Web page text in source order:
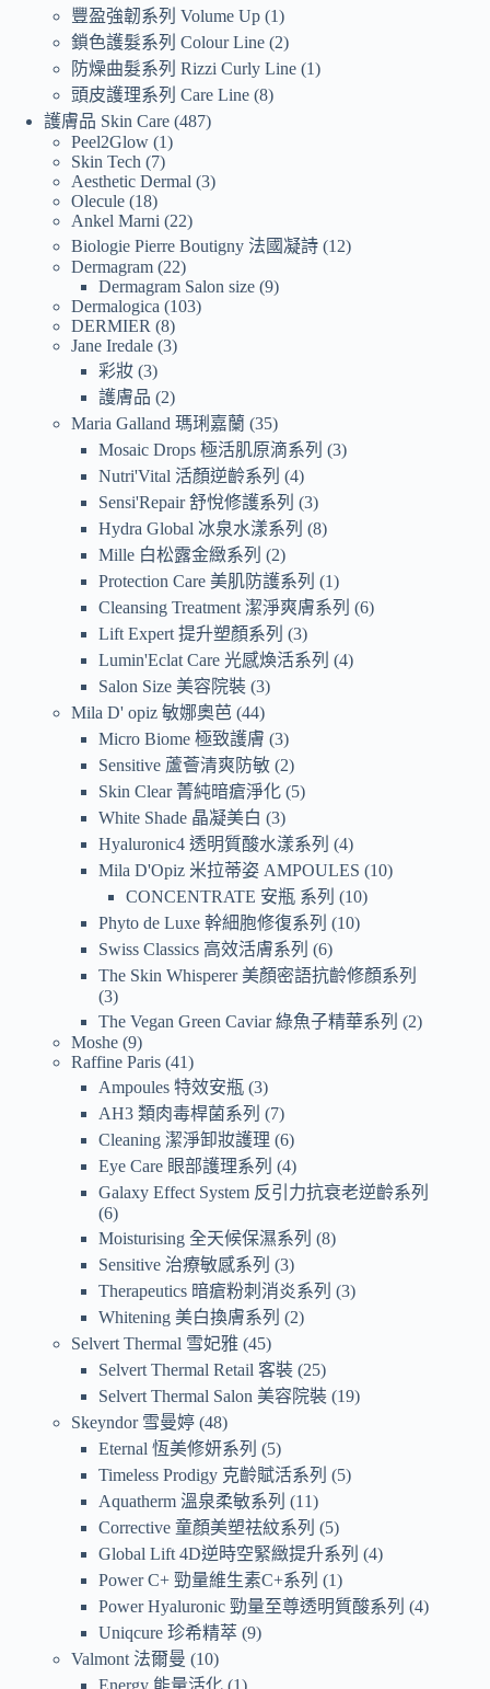
豐盈強韌系列 Volume Up 1
鎖色護髮系列 Colour Line 2
防燥曲髮系列 Rizzi Curly Line 1
頭皮護理系列 Care Line 8
護膚品 Skin Care 487
Peel2Glow 1
Skin Tech
7
Aesthetic Dermal 3
Olecule 18
Ankel Marni
22
Biologie Pierre Boutigny 法國凝詩 12
Dermagram 22
Dermagram Salon size 9
Dermalogica
103
DERMIER
8
Jane Iredale 3
彩妝 3
護膚品
2
Maria Galland 瑪琍嘉蘭 35
Mosaic Drops 極活肌原滴系列
3
Nutri'Vital 活顏逆齡系列
4
Sensi'Repair 舒悅修護系列
3
Hydra Global 冰泉水漾系列
8
Mille 白松露金緻系列
2
Protection Care 美肌防護系列
1
Cleansing Treatment 潔淨爽膚系列
6
Lift Expert 提升塑顏系列
3
Lumin'Eclat Care 光感煥活系列
4
Salon Size 美容院裝 3
Mila D' opiz 敏娜奧芭 44
Micro Biome 極致護膚 3
Sensitive 蘆薈清爽防敏 2
Skin Clear 菁純暗瘡淨化 5
White Shade 晶凝美白
3
Hyaluronic4 透明質酸水漾系列
4
Mila D'Opiz 米拉蒂姿 AMPOULES
10
CONCENTRATE 安瓶 系列
10
Phyto de Luxe 幹細胞修復系列
10
Swiss Classics 高效活膚系列
6
The Skin Whisperer 美顏密語抗齡修顏系列
3
The Vegan Green Caviar 綠魚子精華系列
2
Moshe 9
Raffine Paris 41
Ampoules 特效安瓶 3
AH3 類肉毒桿菌系列
7
Cleaning 潔淨卸妝護理 6
Eye Care 眼部護理系列
4
Galaxy Effect System 反引力抗衰老逆齡系列
6
Moisturising 全天候保濕系列
8
Sensitive 治療敏感系列
3
Therapeutics 暗瘡粉刺消炎系列
3
Whitening 美白換膚系列
2
Selvert Thermal 雪妃雅 45
Selvert Thermal Retail 客裝 25
Selvert Thermal Salon 美容院裝 19
Skeyndor 雪曼婷 48
Eternal 恆美修妍系列
5
Timeless Prodigy 克齡賦活系列
5
Aquatherm 溫泉柔敏系列
11
Corrective 童顏美塑祛紋系列
5
Global Lift 4D逆時空緊緻提升系列
4
Power C+ 勁量維生素C+系列
1
Power Hyaluronic 勁量至尊透明質酸系列
4
Uniqcure 珍希精萃 9
Valmont 法爾曼
10
Energy 能量活化 1